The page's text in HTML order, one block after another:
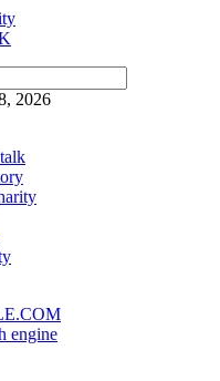
2026